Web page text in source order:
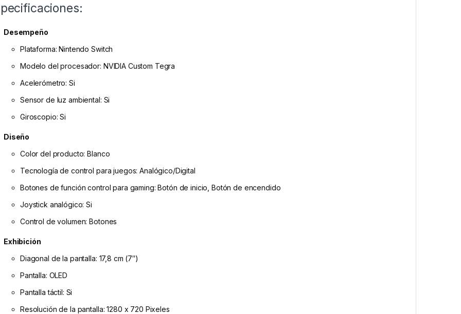
Desempeño
Plataforma: Nintendo Switch
Modelo del procesador: NVIDIA Custom Tegra
Acelerómetro: Si
Sensor de luz ambiental: Si
Giroscopio: Si
Diseño
Color del producto: Blanco
Tecnología de control para juegos: Analógico/Digital
Botones de función control para gaming: Botón de inicio, Botón de encendido
Joystick analógico: Si
Control de volumen: Botones
Exhibición
Diagonal de la pantalla: 17,8 cm (7″)
Pantalla: OLED
Pantalla táctil: Si
Resolución de la pantalla: 1280 x 720 Pixeles